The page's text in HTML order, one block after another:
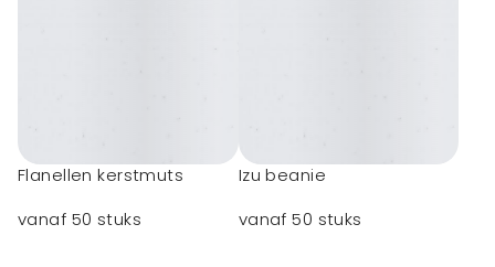
Flanellen kerstmuts
vanaf 50 stuks
Izu beanie
vanaf 50 stuks